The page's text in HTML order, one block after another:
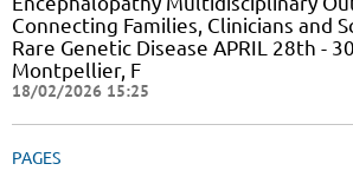
Connecting Families, Clinicians and
Rare Genetic Disease APRIL 28th -
Montpellier, F
18/02/2026 15:25
PAGES